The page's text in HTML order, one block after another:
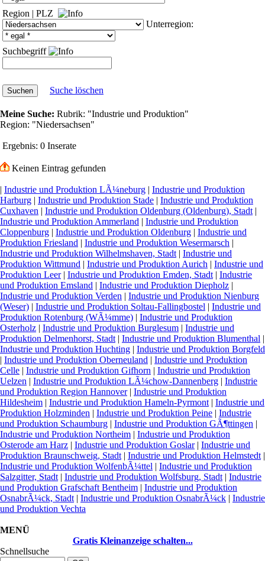
Region | PLZ
Unterregion:
Suchbegriff
Suche löschen
Meine Suche: Rubrik: "Industrie und Produktion"
Region: "Niedersachsen"
Ergebnis: 0 Inserate
Keinen Eintrag gefunden
| Industrie und Produktion LÃ¼neburg | Industrie und Produktion
Harburg | Industrie und Produktion Stade | Industrie und Produktion
Cuxhaven | Industrie und Produktion Oldenburg (Oldenburg), Stadt |
Industrie und Produktion Ammerland | Industrie und Produktion
Cloppenburg | Industrie und Produktion Oldenburg | Industrie und
Produktion Friesland | Industrie und Produktion Wesermarsch |
Industrie und Produktion Wilhelmshaven, Stadt | Industrie und
Produktion Wittmund | Industrie und Produktion Aurich | Industrie und
Produktion Leer| Industrie und Produktion Emden, Stadt | Industrie
und Produktion Emsland | Industrie und Produktion Diepholz |
Industrie und Produktion Verden | Industrie und Produktion Nienburg
(Weser) | Industrie und Produktion Soltau-Fallingbostel | Industrie und
Produktion Rotenburg (WÃ¼mme) | Industrie und Produktion
Osterholz | Industrie und Produktion Burglesum | Industrie und
Produktion Delmenhorst, Stadt | Industrie und Produktion Blumenthal |
Industrie und Produktion Huchting | Industrie und Produktion Borgfeld
| Industrie und Produktion Oberneuland | Industrie und Produktion
Celle | Industrie und Produktion Gifhorn | Industrie und Produktion
Uelzen | Industrie und Produktion LÃ¼chow-Dannenberg | Industrie
und Produktion Region Hannover| Industrie und Produktion
Hildesheim | Industrie und Produktion Hameln-Pyrmont | Industrie und
Produktion Holzminden | Industrie und Produktion Peine | Industrie
und Produktion Schaumburg | Industrie und Produktion GÃ¶ttingen |
Industrie und Produktion Northeim | Industrie und Produktion
Osterode am Harz | Industrie und Produktion Goslar| Industrie und
Produktion Braunschweig, Stadt | Industrie und Produktion Helmstedt |
Industrie und Produktion WolfenbÃ¼ttel | Industrie und Produktion
Salzgitter, Stadt | Industrie und Produktion Wolfsburg, Stadt | Industrie
und Produktion Grafschaft Bentheim | Industrie und Produktion
OsnabrÃ¼ck, Stadt | Industrie und Produktion OsnabrÃ¼ck | Industrie
und Produktion Vechta
MENÜ
Gratis Kleinanzeige schalten...
Schnellsuche